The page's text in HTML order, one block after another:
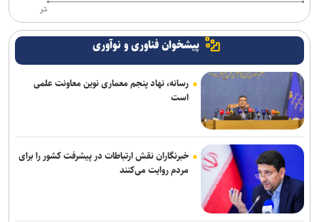
تر
پیشخوان فناوری و نوآوری
رسانه، نهاد پنجم معماری نوین معاونت علمی
است
خبرنگاران نقش ارتباطات در پیشرفت کشور را برای
مردم روایت می‌کنند